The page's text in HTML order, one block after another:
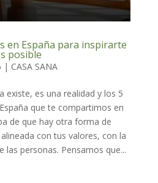
en España para inspirarte
posible
| CASA SANA
existe, es una realidad y los 5
que te compartimos en
de que hay otra forma de
con tus valores, con la
las personas. Pensamos que...